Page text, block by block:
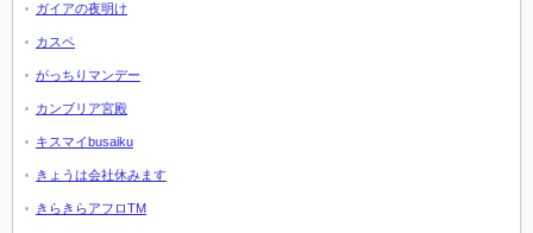
ガイアの夜明け
カスペ
がっちりマンデー
カンブリア宮殿
キスマイbusaiku
きょうは会社休みます
きらきらアフロTM